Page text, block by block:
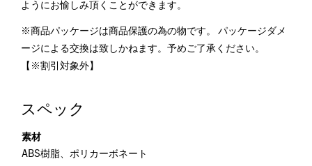
ようにお愉しみ頂くことができます。
※商品パッケージは商品保護の為の物です。 パッケージダメ
ージによる交換は致しかねます。予めご了承ください。
【※割引対象外】
スペック
素材
ABS樹脂、ポリカーボネート